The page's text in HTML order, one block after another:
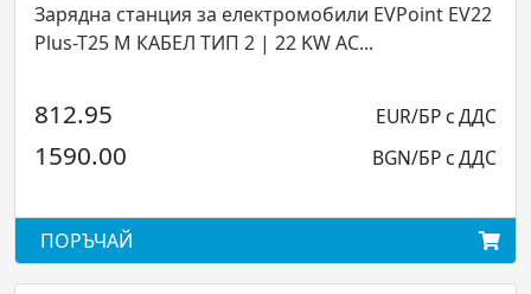
Зарядна станция за електромобили EVPoint EV22
Plus-T25 М КАБЕЛ ТИП 2 | 22 KW AC...
812.95 EUR/БР с ДДС
1590.00 BGN/БР с ДДС
ПОРЪЧАЙ